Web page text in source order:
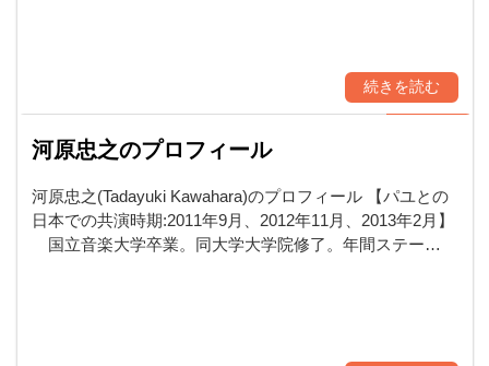
続きを読む
河原忠之のプロフィール
河原忠之(Tadayuki Kawahara)のプロフィール 【パユとの
日本での共演時期:2011年9月、2012年11月、2013年2月】
国立音楽大学卒業。同大学大学院修了。年間ステー…